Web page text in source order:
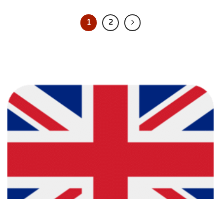
1 2